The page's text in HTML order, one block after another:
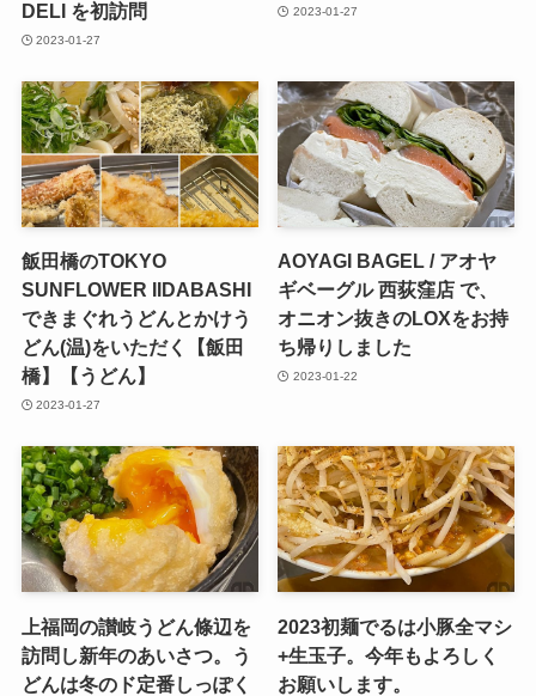
DELI を初訪問
2023-01-27
2023-01-27
飯田橋のTOKYO
SUNFLOWER IIDABASHI
できまぐれうどんとかけう
どん(温)をいただく【飯田
橋】【うどん】
2023-01-27
AOYAGI BAGEL / アオヤ
ギベーグル 西荻窪店 で、
オニオン抜きのLOXをお持
ち帰りしました
2023-01-22
上福岡の讃岐うどん條辺を
訪問し新年のあいさつ。う
どんは冬のド定番しっぽく
2023初麺でるは小豚全マシ
+生玉子。今年もよろしく
お願いします。